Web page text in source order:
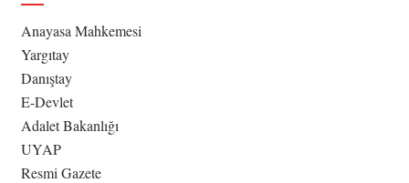
Anayasa Mahkemesi
Yargıtay
Danıştay
E-Devlet
Adalet Bakanlığı
UYAP
Resmi Gazete